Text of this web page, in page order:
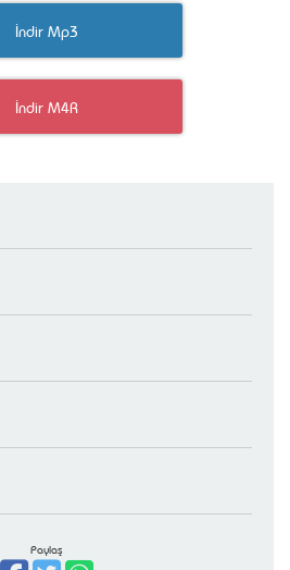
İndir Mp3
İndir M4R
Paylaş